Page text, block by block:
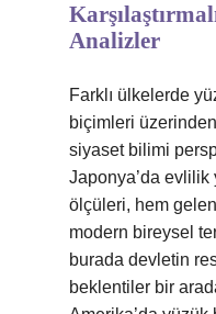
Analizler
Farklı ülkelerde
biçimleri üzerinden
siyaset bilimi
Japonya’da
ölçüleri, hem
modern bireysel
burada devletin
beklentiler bir